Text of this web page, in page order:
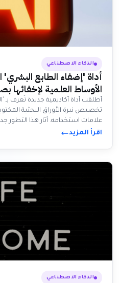
الذكاء الاصطناعي
أداة 'إضفاء الطابع البشري'
الأوساط العلمية لإخفائها
أُطلقت أداة أكاديمية جديدة تُعرف
تخصيص نبرة الأوراق البحثية
علامات استخدامه. أثار هذا التطور
البعض بفوائدها بينما أعرب آخرون
اقرأ المزيد
الذكاء الاصطناعي